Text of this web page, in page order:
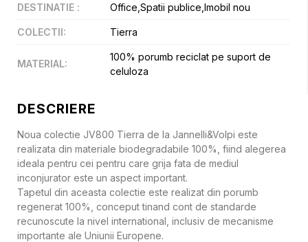
DESCRIERE
Noua colectie JV800 Tierra de la Jannelli&Volpi este
realizata din materiale biodegradabile 100%, fiind alegerea
ideala pentru cei pentru care grija fata de mediul
inconjurator este un aspect important.
Tapetul din aceasta colectie este realizat din porumb
regenerat 100%, conceput tinand cont de standarde
recunoscute la nivel international, inclusiv de mecanisme
importante ale Uniunii Europene.
DESTINATIE : Office,Spatii publice,Imobil nou
COLECTII: Tierra
MATERIAL:
100% porumb reciclat pe suport de
celuloza